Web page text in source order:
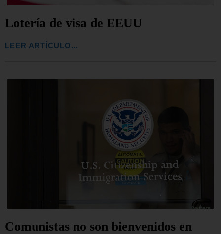
Lotería de visa de EEUU
LEER ARTÍCULO...
Comunistas no son bienvenidos en